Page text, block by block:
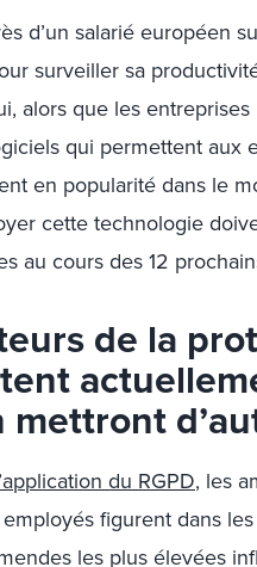
d’un salarié européen
surveiller sa
alors que les
qui permettent aux
en popularité dans le
cette technologie
au cours des 12
de la
mettront
du RGPD, les
figurent dans
les plus élevées